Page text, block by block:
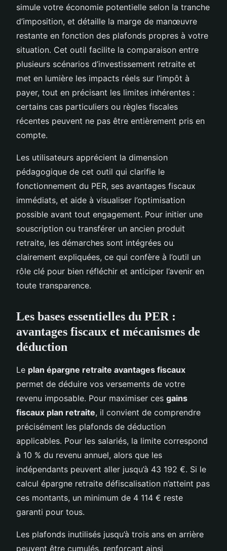
simule votre économie potentielle selon la tranche
d’imposition, et détaille la marge de manœuvre
restante en fonction des plafonds propres à votre
situation. Cet outil facilite la comparaison entre
plusieurs scénarios d’investissement retraite et
met en lumière les impacts réels sur l’impôt à
payer, tout en précisant les limites inhérentes :
certains cas particuliers ou règles fiscales
récentes peuvent ne pas être entièrement pris en
compte.
Les utilisateurs apprécient la dimension
pédagogique de cet outil qui clarifie le
fonctionnement du PER, ses avantages fiscaux
immédiats, et aide à visualiser l’optimisation
possible avant tout engagement. Pour initier une
souscription ou transférer un ancien produit
retraite, les démarches sont intégrées ou
clairement expliquées, ce qui confère à l’outil un
rôle clé pour bien réfléchir et anticiper l’avenir en
toute transparence.
Les bases essentielles du PER :
avantages fiscaux et mécanismes de
déduction
Le plan épargne retraite avantages fiscaux
permet de déduire vos versements de votre
revenu imposable. Pour maximiser ces gains
fiscaux plan retraite, il convient de comprendre
précisément les plafonds de déduction
applicables. Pour les salariés, la limite correspond
à 10 % du revenu annuel, alors que les
indépendants peuvent aller jusqu’à 43 192 €. Si le
calcul épargne retraite défiscalisation n’atteint pas
ces montants, un minimum de 4 114 € reste
garanti pour tous.
Les plafonds inutilisés jusqu’à trois ans en arrière
peuvent être cumulés, renforçant ainsi